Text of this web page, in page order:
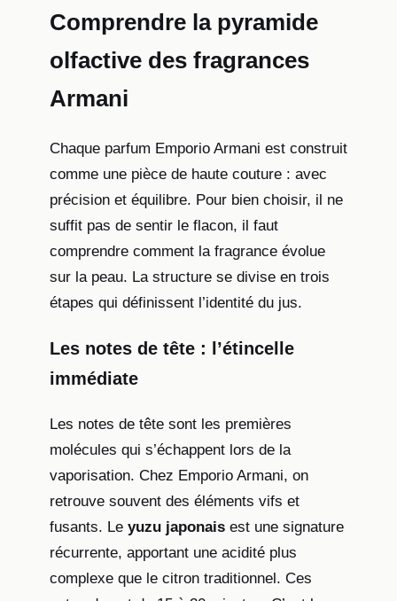
Comprendre la pyramide
olfactive des fragrances
Armani
Chaque parfum Emporio Armani est construit
comme une pièce de haute couture : avec
précision et équilibre. Pour bien choisir, il ne
suffit pas de sentir le flacon, il faut
comprendre comment la fragrance évolue
sur la peau. La structure se divise en trois
étapes qui définissent l’identité du jus.
Les notes de tête : l’étincelle
immédiate
Les notes de tête sont les premières
molécules qui s’échappent lors de la
vaporisation. Chez Emporio Armani, on
retrouve souvent des éléments vifs et
fusants. Le yuzu japonais est une signature
récurrente, apportant une acidité plus
complexe que le citron traditionnel. Ces